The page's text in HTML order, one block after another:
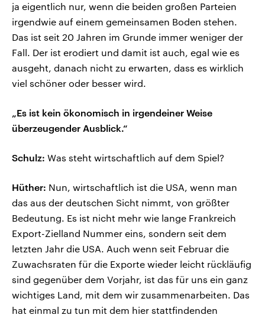
ja eigentlich nur, wenn die beiden großen Parteien
irgendwie auf einem gemeinsamen Boden stehen.
Das ist seit 20 Jahren im Grunde immer weniger der
Fall. Der ist erodiert und damit ist auch, egal wie es
ausgeht, danach nicht zu erwarten, dass es wirklich
viel schöner oder besser wird.
„Es ist kein ökonomisch in irgendeiner Weise
überzeugender Ausblick.“
Schulz: Was steht wirtschaftlich auf dem Spiel?
Hüther: Nun, wirtschaftlich ist die USA, wenn man
das aus der deutschen Sicht nimmt, von größter
Bedeutung. Es ist nicht mehr wie lange Frankreich
Export-Zielland Nummer eins, sondern seit dem
letzten Jahr die USA. Auch wenn seit Februar die
Zuwachsraten für die Exporte wieder leicht rückläufig
sind gegenüber dem Vorjahr, ist das für uns ein ganz
wichtiges Land, mit dem wir zusammenarbeiten. Das
hat einmal zu tun mit dem hier stattfindenden